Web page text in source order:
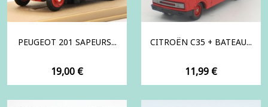
PEUGEOT 201 SAPEURS...
Prix
19,00 €
CITROËN C35 + BATEAU...
Prix
11,99 €